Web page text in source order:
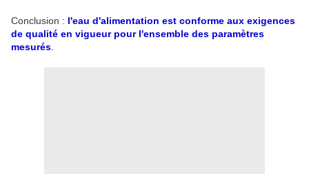
Conclusion : l'eau d'alimentation est conforme aux exigences
de qualité en vigueur pour l'ensemble des paramètres
mesurés